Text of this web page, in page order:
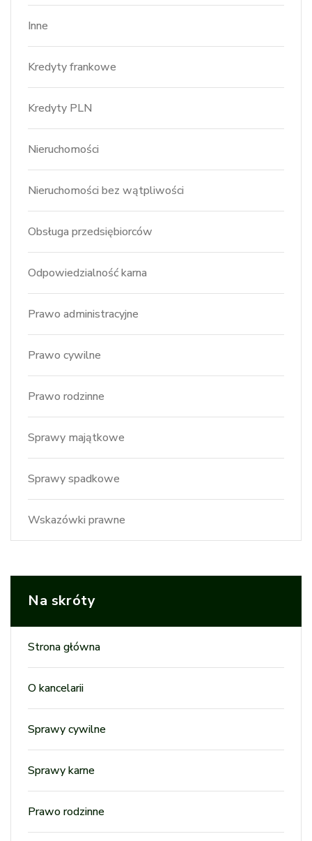
Inne
Kredyty frankowe
Kredyty PLN
Nieruchomości
Nieruchomości bez wątpliwości
Obsługa przedsiębiorców
Odpowiedzialność karna
Prawo administracyjne
Prawo cywilne
Prawo rodzinne
Sprawy majątkowe
Sprawy spadkowe
Wskazówki prawne
Na skróty
Strona główna
O kancelarii
Sprawy cywilne
Sprawy karne
Prawo rodzinne